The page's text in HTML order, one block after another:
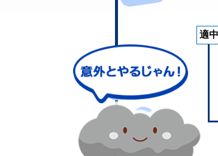
適